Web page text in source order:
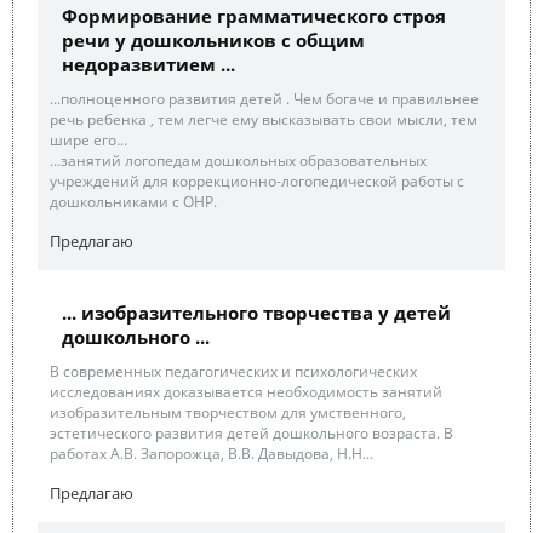
Формирование грамматического строя
речи у дошкольников с общим
недоразвитием ...
...полноценного развития детей . Чем богаче и правильнее
речь ребенка , тем легче ему высказывать свои мысли, тем
шире его...
...занятий логопедам дошкольных образовательных
учреждений для коррекционно-логопедической работы с
дошкольниками с ОНР.
Предлагаю
... изобразительного творчества у детей
дошкольного ...
В современных педагогических и психологических
исследованиях доказывается необходимость занятий
изобразительным творчеством для умственного,
эстетического развития детей дошкольного возраста. В
работах А.В. Запорожца, В.В. Давыдова, Н.Н...
Предлагаю